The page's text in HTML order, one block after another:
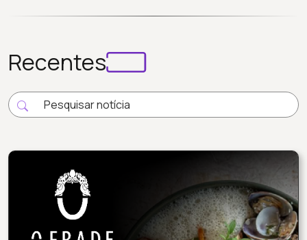
Recentes